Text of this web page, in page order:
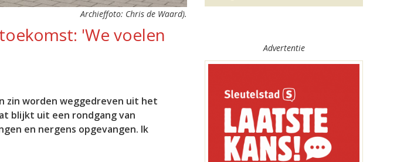
Archieffoto: Chris de Waard).
'We voelen
zin worden weggedreven uit het
blijkt uit een rondgang van
en nergens opgevangen. Ik
Advertentie